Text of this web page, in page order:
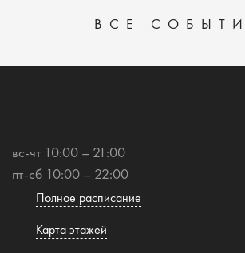
ВСЕ
вс-чт 10:00 – 21:00
пт-сб 10:00 – 22:00
Полное расписание
Карта этажей